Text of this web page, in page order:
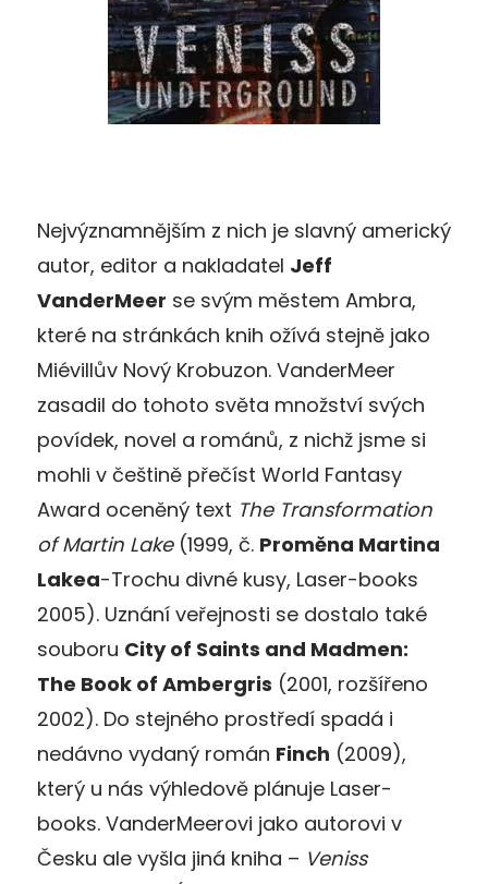
Nejvýznamnějším z nich je slavný americký
autor, editor a nakladatel Jeff
VanderMeer se svým městem Ambra,
které na stránkách knih ožívá stejně jako
Miévillův Nový Krobuzon. VanderMeer
zasadil do tohoto světa množství svých
povídek, novel a románů, z nichž jsme si
mohli v češtině přečíst World Fantasy
Award oceněný text The Transformation
of Martin Lake(1999, č. Proměna Martina
Lakea-Trochu divné kusy, Laser-books
2005). Uznání veřejnosti se dostalo také
souboru City of Saints and Madmen:
The Book of Ambergris (2001, rozšířeno
2002). Do stejného prostředí spadá i
nedávno vydaný román Finch (2009),
který u nás výhledově plánuje Laser-
books. VanderMeerovi jako autorovi v
Česku ale vyšla jiná kniha – Veniss